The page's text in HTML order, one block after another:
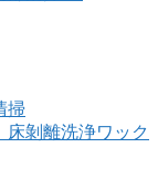
掃
剝離洗浄ワック